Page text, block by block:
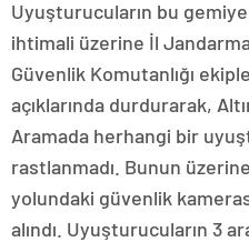
Uyuşturucuların bu
ihtimali üzerine İl
Güvenlik Komutanlığı
açıklarında durdurarak,
Aramada herhangi bir
rastlanmadı. Bunun
yolundaki güvenlik
alındı. Uyuşturucuların 3